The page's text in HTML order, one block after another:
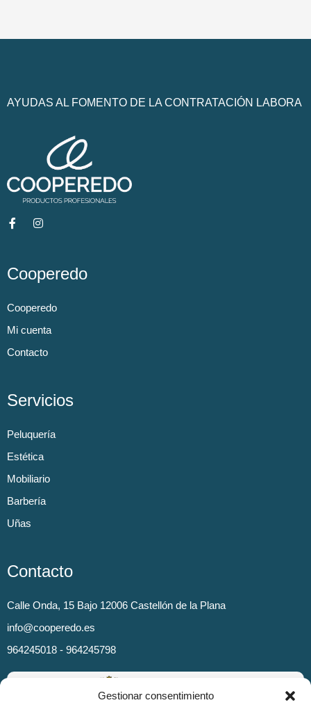
Gestionar consentimiento
AYUDAS AL FOMENTO DE LA CONTRATACIÓN LABORA
Cooperedo
Cooperedo
Mi cuenta
Contacto
Servicios
Peluquería
Estética
Mobiliario
Barbería
Uñas
Contacto
Calle Onda, 15 Bajo 12006 Castellón de la Plana
info@cooperedo.es
964245018 - 964245798